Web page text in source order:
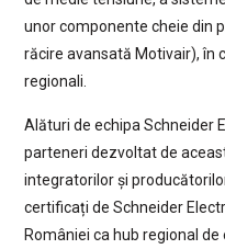
unor componente cheie din
răcire avansată Motivair), în
regionali.
Alături de echipa Schneider
parteneri dezvoltat de
integratorilor și
certificați de Schneider
României ca hub regional